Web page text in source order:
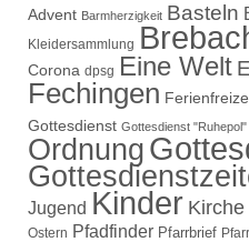
Advent Barmherzigkeit Basteln
Kleidersammlung
Corona dpsg Eine Welt
Fechingen
Gottesdienst Gottesdienst "Ruhepol"
Ordnung
Jugend Kinder Kirche
Ostern Pfadfinder Pfarrbrief